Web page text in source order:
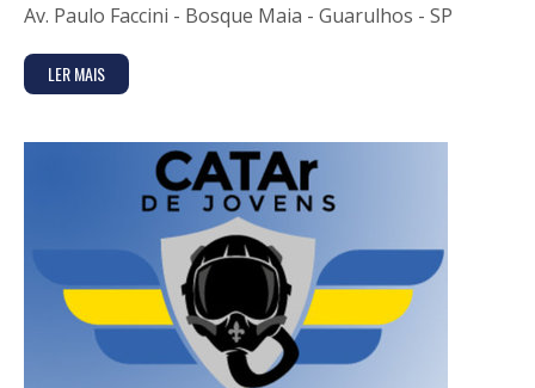
Av. Paulo Faccini - Bosque Maia - Guarulhos - SP
LER MAIS